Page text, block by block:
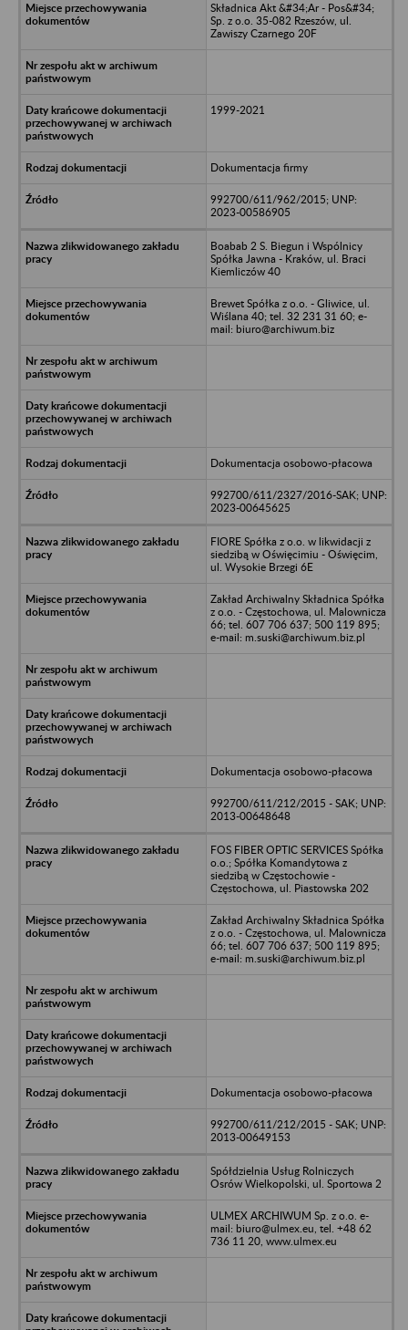
Składnica Akt &#34;Ar - Pos&#34;
Sp. z o.o. 35-082 Rzeszów, ul.
Zawiszy Czarnego 20F
1999-2021
Dokumentacja firmy
992700/611/962/2015; UNP:
2023-00586905
Boabab 2 S. Biegun i Wspólnicy
Spółka Jawna - Kraków, ul. Braci
Kiemliczów 40
Brewet Spółka z o.o. - Gliwice, ul.
Wiślana 40; tel. 32 231 31 60; e-
mail: biuro@archiwum.biz
Dokumentacja osobowo-płacowa
992700/611/2327/2016-SAK; UNP:
2023-00645625
FIORE Spółka z o.o. w likwidacji z
siedzibą w Oświęcimiu - Oświęcim,
ul. Wysokie Brzegi 6E
Zakład Archiwalny Składnica Spółka
z o.o. - Częstochowa, ul. Malownicza
66; tel. 607 706 637; 500 119 895;
e-mail: m.suski@archiwum.biz.pl
Dokumentacja osobowo-płacowa
992700/611/212/2015 - SAK; UNP:
2013-00648648
FOS FIBER OPTIC SERVICES Spółka
o.o.; Spółka Komandytowa z
siedzibą w Częstochowie -
Częstochowa, ul. Piastowska 202
Zakład Archiwalny Składnica Spółka
z o.o. - Częstochowa, ul. Malownicza
66; tel. 607 706 637; 500 119 895;
e-mail: m.suski@archiwum.biz.pl
Dokumentacja osobowo-płacowa
992700/611/212/2015 - SAK; UNP:
2013-00649153
Spółdzielnia Usług Rolniczych
Osrów Wielkopolski, ul. Sportowa 2
ULMEX ARCHIWUM Sp. z o.o. e-
mail: biuro@ulmex.eu, tel. +48 62
736 11 20, www.ulmex.eu